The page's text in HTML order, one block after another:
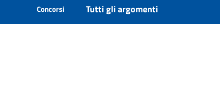
Concorsi Tutti gli argomenti